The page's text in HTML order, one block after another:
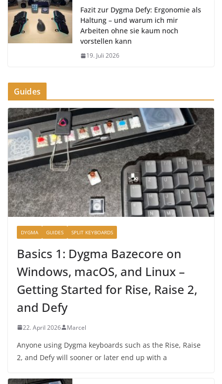
Fazit zur Dygma Defy: Ergonomie als
Haltung – und warum ich mir
Arbeiten ohne sie kaum noch
vorstellen kann
19. Juli 2026
Guides
DYGMA GUIDES SPLIT KEYBOARDS
Basics 1: Dygma Bazecore on
Windows, macOS, and Linux –
Getting Started for Rise, Raise 2,
and Defy
22. April 2026 Marcel
Anyone using Dygma keyboards such as the Rise, Raise
2, and Defy will sooner or later end up with a